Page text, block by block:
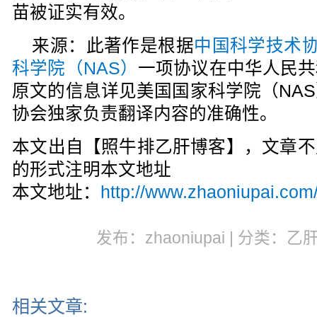
苗被证实有效。
来源：此著作是根据中国科学技术
科学院（NAS） 一项协议在中华人民
原文的信息详见美国国家科学院（
协会独家负责翻译内容的准确性。
本文出自【照牛排乙肝博客】，文章
的形式注明本文地址
本文地址：
http://
发布：zhaoniupai | 分类：乙
相关文章: